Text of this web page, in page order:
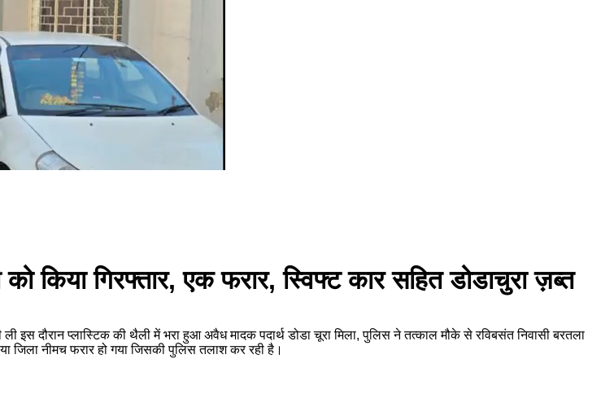
किया गिरफ्तार, एक फरार, स्विफ्ट कार सहित डोडाचुरा ज़ब्त
दौरान प्लास्टिक की थैली में भरा हुआ अवैध मादक पदार्थ डोडा चूरा मिला, पुलिस ने तत्काल मौके से रविबसंत निवासी बरतला
जिला नीमच फरार हो गया जिसकी पुलिस तलाश कर रही है।